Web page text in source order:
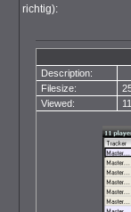
richtig):
Description:
Filesize:
Viewed: